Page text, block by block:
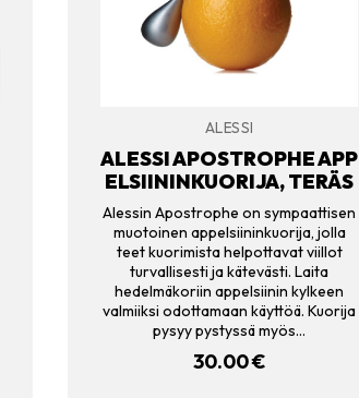
ALESSI
ALESSI APOSTROPHE APP
ELSIININKUORIJA, TERÄS
Alessin Apostrophe on sympaattisen
muotoinen appelsiininkuorija, jolla
teet kuorimista helpottavat viillot
turvallisesti ja kätevästi. Laita
hedelmäkoriin appelsiinin kylkeen
valmiiksi odottamaan käyttöä. Kuorija
pysyy pystyssä myös…
30.00€